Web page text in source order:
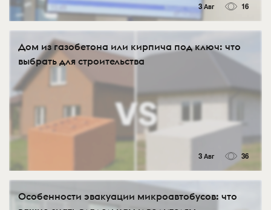
3 Авг 16
Дом из газобетона или кирпича под ключ: что
выбрать для строительства
3 Авг 36
Особенности эвакуации микроавтобусов: что